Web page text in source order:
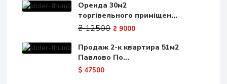
Оренда 30м2
торгівельного приміщен...
₴ 12500 ₴ 9000
Продаж 2-к квартира 51м2
Павлово По...
$ 47500